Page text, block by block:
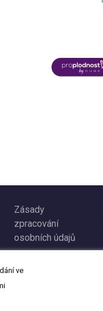
Zásady
zpracování
osobních údajů
ve